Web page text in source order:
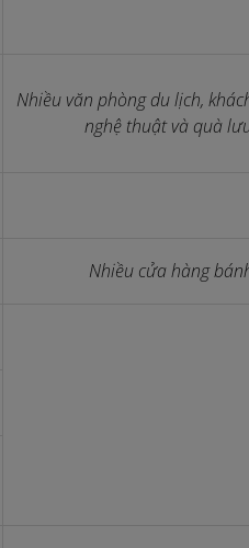
Nhiều văn phòng du lịch,
nghệ thuật và quà
Nhiều cửa hàng